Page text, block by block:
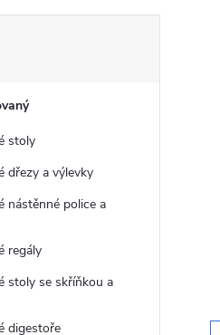
stoly
dřezy a výlevky
nástěnné police a
regály
stoly se skříňkou a
digestoře